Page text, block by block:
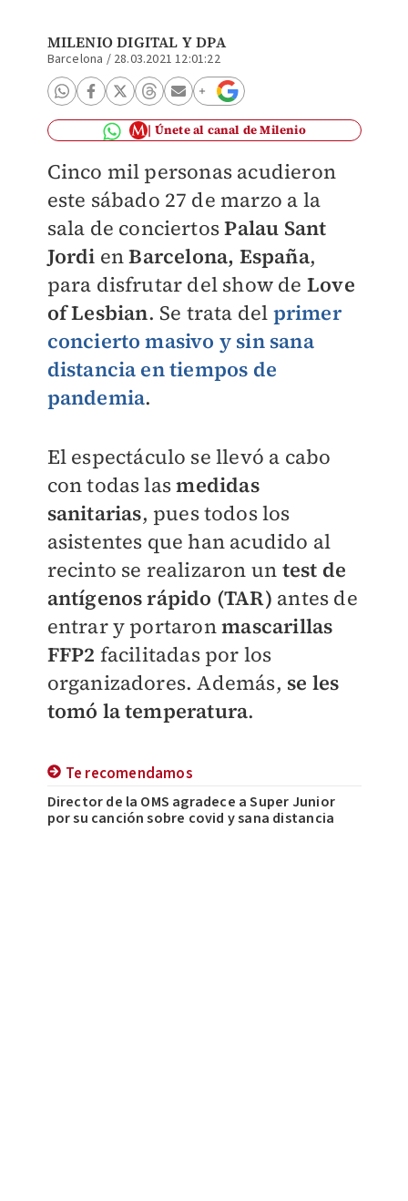
MILENIO DIGITAL Y DPA
Barcelona / 28.03.2021 12:01:22
Únete al canal de Milenio
Cinco mil personas acudieron
este sábado 27 de marzo a la
sala de conciertosPalau Sant
Jordi enBarcelona, España,
para disfrutar del show de Love
of Lesbian. Se trata del primer
concierto masivo y sin sana
distancia en tiempos de
pandemia.
El espectáculo se llevó a cabo
con todas lasmedidas
sanitarias, pues todos los
asistentes que han acudido al
recinto se realizaron un test de
antígenos rápido (TAR) antes de
entrar y portaronmascarillas
FFP2 facilitadas por los
organizadores. Además, se les
tomó la temperatura.
Te recomendamos
Director de la OMS agradece a Super Junior
por su canción sobre covid y sana distancia